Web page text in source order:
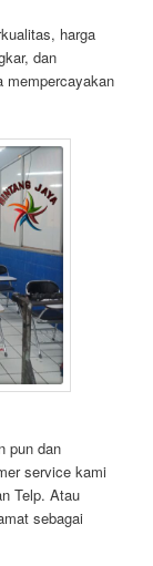
harga
dan
mempercayakan
pun dan
service kami
Telp. Atau
sebagai